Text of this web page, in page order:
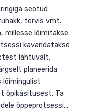
Continue reading